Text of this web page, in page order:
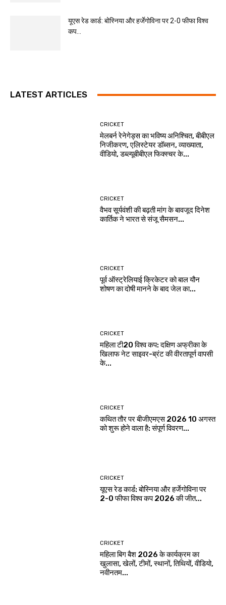
यूएस रेड कार्ड: बोस्निया और हर्जेगोविना पर 2-0 फीफा विश्व
कप...
LATEST ARTICLES
CRICKET
मेलबर्न रेनेगेड्स का भविष्य अनिश्चित, बीबीएल
निजीकरण, एलिस्टेयर डॉब्सन, व्याख्याता,
वीडियो, डब्ल्यूबीबीएल फिक्स्चर के...
CRICKET
वैभव सूर्यवंशी की बढ़ती मांग के बावजूद दिनेश
कार्तिक ने भारत से संजू सैमसन...
CRICKET
पूर्व ऑस्ट्रेलियाई क्रिकेटर को बाल यौन
शोषण का दोषी मानने के बाद जेल का...
CRICKET
महिला टी20 विश्व कप: दक्षिण अफ्रीका के
खिलाफ नेट साइवर-ब्रंट की वीरतापूर्ण वापसी
के...
CRICKET
कथित तौर पर बीजीएमएस 2026 10 अगस्त
को शुरू होने वाला है: संपूर्ण विवरण...
CRICKET
यूएस रेड कार्ड: बोस्निया और हर्जेगोविना पर
2-0 फीफा विश्व कप 2026 की जीत...
CRICKET
महिला बिग बैश 2026 के कार्यक्रम का
खुलासा, खेलों, टीमों, स्थानों, तिथियों, वीडियो,
नवीनतम...